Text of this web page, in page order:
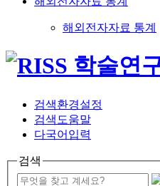
해외전자자료 통계
검색환경설정
검색도움말
다국어입력
검색